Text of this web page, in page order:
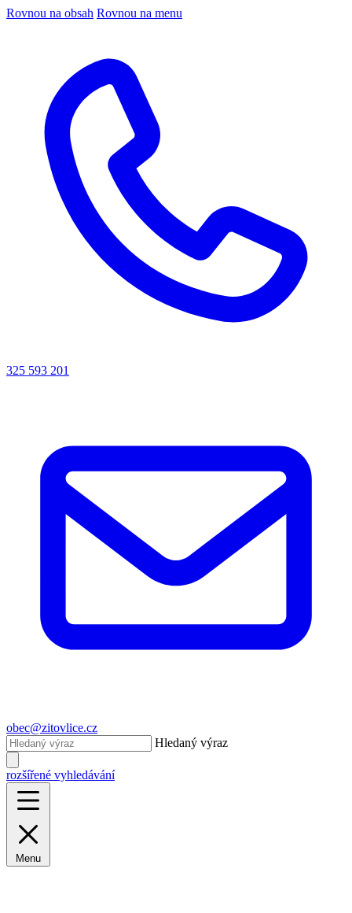
Rovnou na obsah Rovnou na menu
325 593 201
obec@zitovlice.cz
Hledaný výraz
rozšířené vyhledávání
Menu